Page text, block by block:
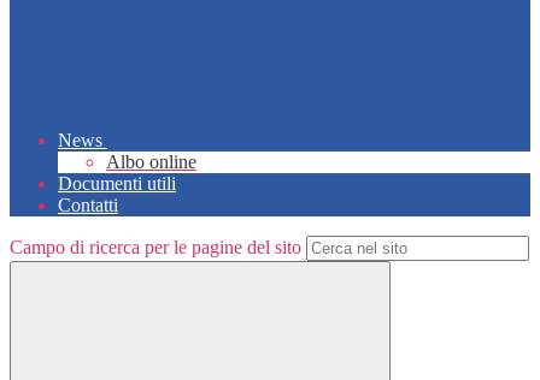
News
Albo online
Documenti utili
Contatti
Campo di ricerca per le pagine del sito